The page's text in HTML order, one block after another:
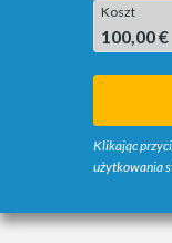
Koszt
100,00 €
Klikając
użytkowania